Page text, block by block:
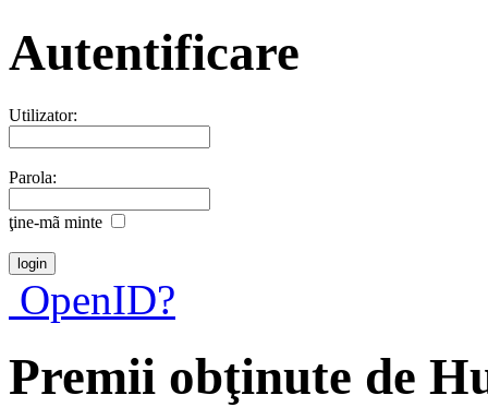
Autentificare
Utilizator:
Parola:
ţine-mã minte
OpenID?
Premii obţinute de